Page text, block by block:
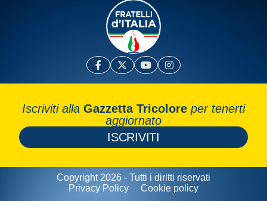
Iscriviti alla Gazzetta Tricolore per tenerti
aggiornato
ISCRIVITI
Copyright 2026 - Tutti i diritti riservati
Privacy Policy
Cookie policy